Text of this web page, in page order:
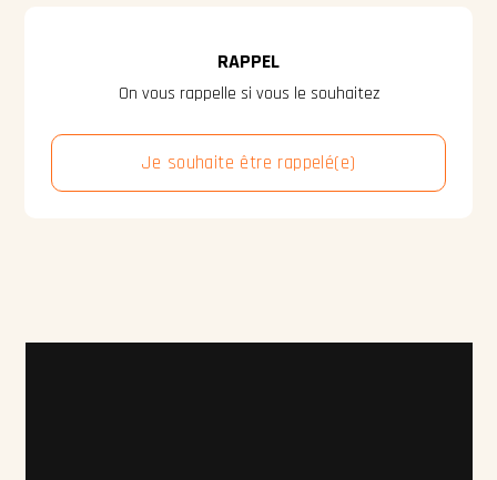
RAPPEL
On vous rappelle si vous le souhaitez
Je souhaite être rappelé(e)